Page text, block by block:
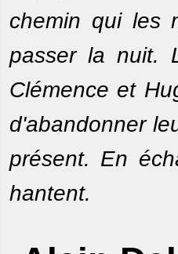
chemin qui les
passer la nuit.
Clémence et
d'abandonner
présent. En
hantent.